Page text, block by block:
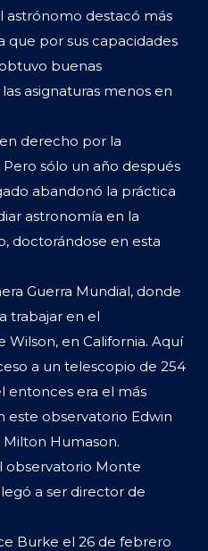
astrónomo destacó más
que por sus capacidades
buenas
asignaturas menos en
derecho por la
sólo un año después
abandonó la práctica
astronomía en la
doctorándose en esta
Guerra Mundial, donde
trabajar en el
en California. Aquí
a un telescopio de 254
entonces era el más
este observatorio Edwin
Humason.
observatorio Monte
a ser director de
Burke el 26 de febrero